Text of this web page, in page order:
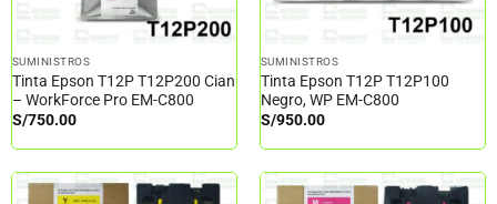
SUMINISTROS
Tinta Epson T12P T12P200 Cian
– WorkForce Pro EM-C800
S/750.00
SUMINISTROS
Tinta Epson T12P T12P100
Negro, WP EM-C800
S/950.00